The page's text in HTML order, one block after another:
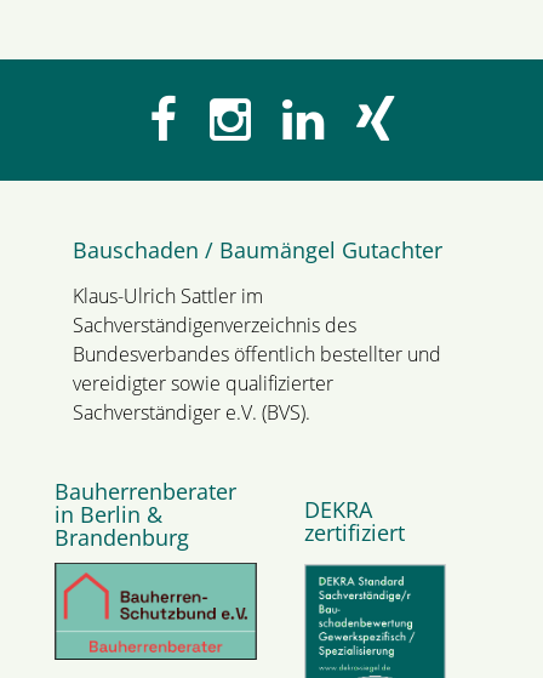
Bauschaden / Baumängel Gutachter
Klaus-Ulrich Sattler im
Sachverständigenverzeichnis des
Bundesverbandes öffentlich bestellter und
vereidigter sowie qualifizierter
Sachverständiger e.V. (BVS).
Bauherrenberater
in Berlin &
Brandenburg
DEKRA
zertifiziert